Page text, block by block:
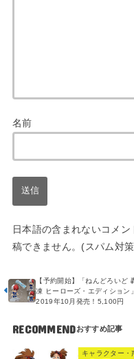
名前
日本語の含まれないコメ
稿できません。(スパム対
【予約開始】「ねんどろいど
凍 ヒーローズ・エディション」
2019年10月発売！5,100円
RECOMMEND
キャラクター・